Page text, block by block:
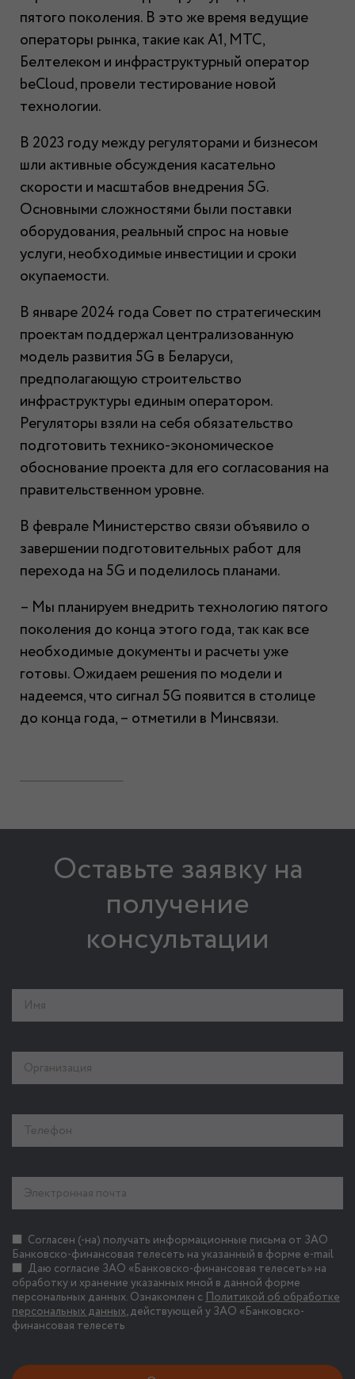
пятого поколения. В это же время ведущие
операторы рынка, такие как A1, МТС,
Белтелеком и инфраструктурный оператор
beCloud, провели тестирование новой
технологии.
В 2023 году между регуляторами и бизнесом
шли активные обсуждения касательно
скорости и масштабов внедрения 5G.
Основными сложностями были поставки
оборудования, реальный спрос на новые
услуги, необходимые инвестиции и сроки
окупаемости.
В январе 2024 года Совет по стратегическим
проектам поддержал централизованную
модель развития 5G в Беларуси,
предполагающую строительство
инфраструктуры единым оператором.
Регуляторы взяли на себя обязательство
подготовить технико-экономическое
обоснование проекта для его согласования на
правительственном уровне.
В феврале Министерство связи объявило о
завершении подготовительных работ для
перехода на 5G и поделилось планами.
– Мы планируем внедрить технологию пятого
поколения до конца этого года, так как все
необходимые документы и расчеты уже
готовы. Ожидаем решения по модели и
надеемся, что сигнал 5G появится в столице
до конца года, – отметили в Минсвязи.
Оставьте заявку на
получение
консультации
Согласен (-на) получать информационные письма от ЗАО
Банковско-финансовая телесеть на указанный в форме e-mail
Даю согласие ЗАО «Банковско-финансовая телесеть» на
обработку и хранение указанных мной в данной форме
персональных данных. Ознакомлен сПолитикой об обработке
персональных данных, действующей у ЗАО «Банковско-
финансовая телесеть